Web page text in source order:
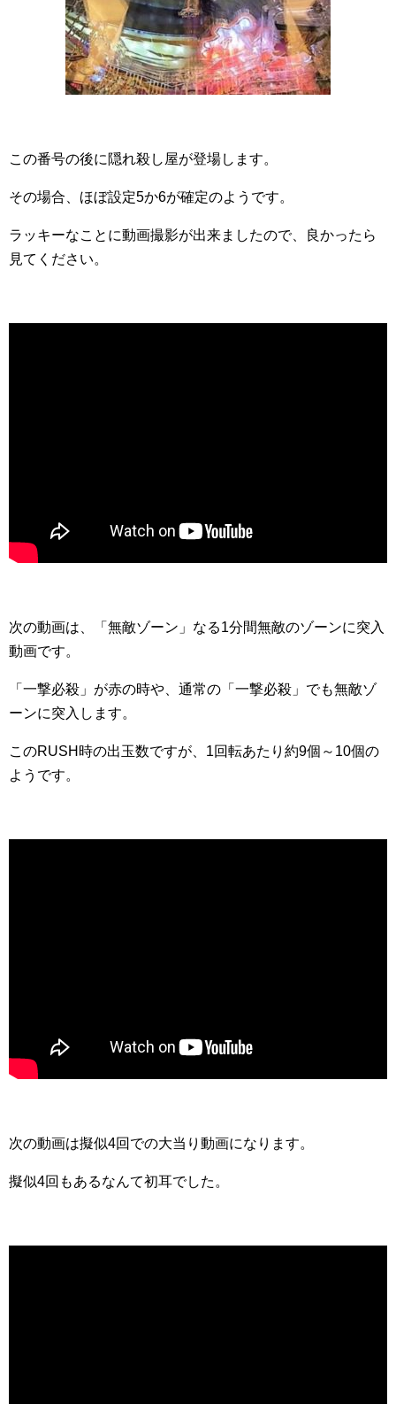
この番号の後に隠れ殺し屋が登場します。
その場合、ほぼ設定5か6が確定のようです。
ラッキーなことに動画撮影が出来ましたので、良かったら
見てください。
次の動画は、「無敵ゾーン」なる1分間無敵のゾーンに突入
動画です。
「一撃必殺」が赤の時や、通常の「一撃必殺」でも無敵ゾ
ーンに突入します。
このRUSH時の出玉数ですが、1回転あたり約9個～10個の
ようです。
次の動画は擬似4回での大当り動画になります。
擬似4回もあるなんて初耳でした。